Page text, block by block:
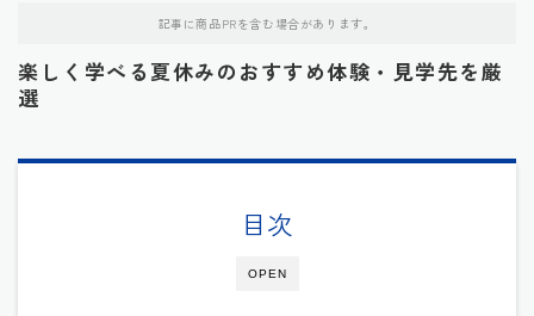
記事に商品PRを含む場合があります。
楽しく学べる夏休みのおすすめ体験・見学先を厳
選
OPEN
目次